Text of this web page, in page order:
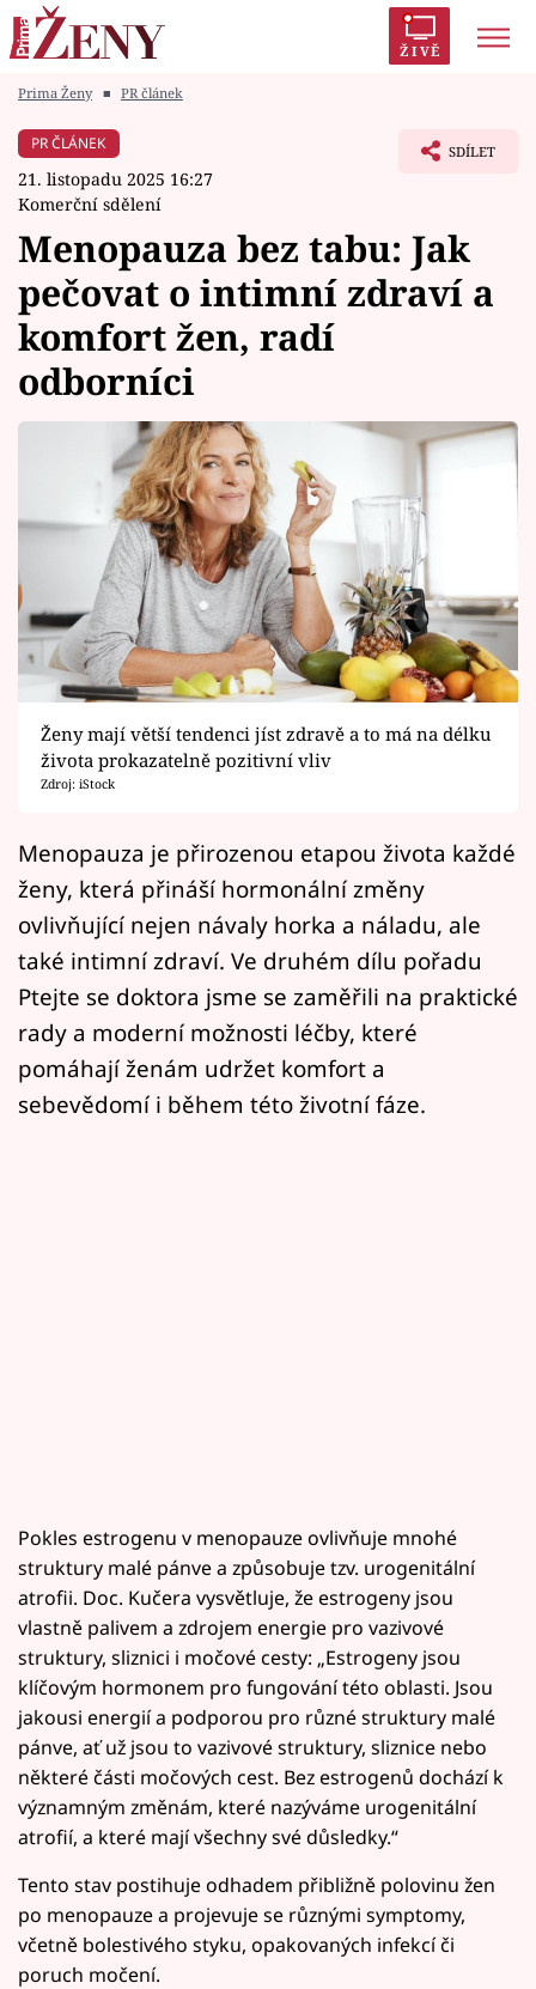
ŽIVĚ
Módní alarm
Témata
Celebrity
Vztahy
Seriály
Horoskopy
Sledujte prima+
Filmový festival Karlovy Vary
Pořady
Mámy sobě
Přihlášení
Sledujte nás
Prima Ženy ■ PR článek
PR ČLÁNEK
21. listopadu 2025 16:27
Komerční sdělení
SDÍLET
Menopauza bez tabu: Jak
pečovat o intimní zdraví a
komfort žen, radí
odborníci
Ženy mají větší tendenci jíst zdravě a to má na délku
života prokazatelně pozitivní vliv
Zdroj: iStock
Menopauza je přirozenou etapou života každé
ženy, která přináší hormonální změny
ovlivňující nejen návaly horka a náladu, ale
také intimní zdraví. Ve druhém dílu pořadu
Ptejte se doktora jsme se zaměřili na praktické
rady a moderní možnosti léčby, které
pomáhají ženám udržet komfort a
sebevědomí i během této životní fáze.
Pokles estrogenu v menopauze ovlivňuje mnohé
struktury malé pánve a způsobuje tzv. urogenitální
atrofii. Doc. Kučera vysvětluje, že estrogeny jsou
vlastně palivem a zdrojem energie pro vazivové
struktury, sliznici i močové cesty: „Estrogeny jsou
klíčovým hormonem pro fungování této oblasti. Jsou
jakousi energií a podporou pro různé struktury malé
pánve, ať už jsou to vazivové struktury, sliznice nebo
některé části močových cest. Bez estrogenů dochází k
významným změnám, které nazýváme urogenitální
atrofií, a které mají všechny své důsledky.“
Tento stav postihuje odhadem přibližně polovinu žen
po menopauze a projevuje se různými symptomy,
včetně bolestivého styku, opakovaných infekcí či
poruch močení.